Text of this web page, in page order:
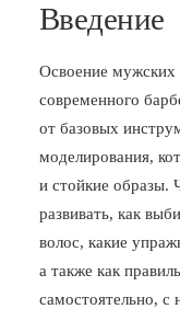
Введение
Освоение
современного
от базовых
моделирования,
и стойкие образы.
развивать, как
волос, какие
а также как
самостоятельно, с